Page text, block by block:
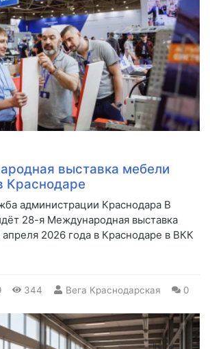
выставка мебели
Краснодаре
администрации Краснодара В
28-я Международная выставка
2026 года в Краснодаре в ВКК
344 Вега Краснодарская 0